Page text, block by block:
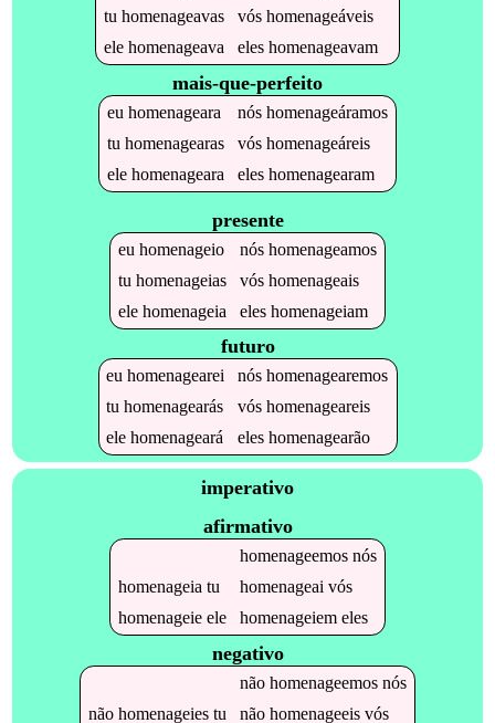
tu homenageavas vós homenageáveis
ele homenageava eles homenageavam
mais-que-perfeito
eu homenageara nós homenageáramos
tu homenagearas vós homenageáreis
ele homenageara eles homenagearam
presente
eu homenageio nós homenageamos
tu homenageias vós homenageais
ele homenageia eles homenageiam
futuro
euhomenagearei nóshomenagearemos
tuhomenagearás vóshomenageareis
elehomenageará eleshomenagearão
imperativo
afirmativo
homenageemosnós
homenageia tu homenageai vós
homenageieele homenageiemeles
negativo
não homenageemosnós
não homenageiestu não homenageeisvós